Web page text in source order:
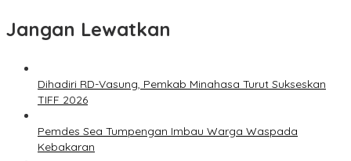
Jangan Lewatkan
Dihadiri RD-Vasung, Pemkab Minahasa Turut Sukseskan
TIFF 2026
Pemdes Sea Tumpengan Imbau Warga Waspada
Kebakaran